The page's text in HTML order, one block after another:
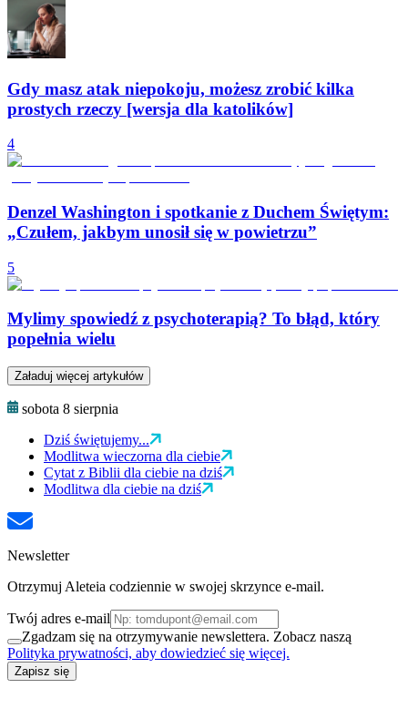
Gdy masz atak niepokoju, możesz zrobić kilka
prostych rzeczy [wersja dla katolików]
4
Denzel Washington i spotkanie z Duchem Świętym:
„Czułem, jakbym unosił się w powietrzu”
5
Mylimy spowiedź z psychoterapią? To błąd, który
popełnia wielu
Załaduj więcej artykułów
sobota 8 sierpnia
Dziś świętujemy...
Modlitwa wieczorna dla ciebie
Cytat z Biblii dla ciebie na dziś
Modlitwa dla ciebie na dziś
Newsletter
Otrzymuj Aleteia codziennie w swojej skrzynce e-mail.
Twój adres e-mail
Zgadzam się na otrzymywanie newslettera. Zobacz naszą
Polityka prywatności, aby dowiedzieć się więcej.
Zapisz się